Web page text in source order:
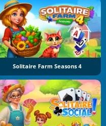
Solitaire Farm Seasons 4